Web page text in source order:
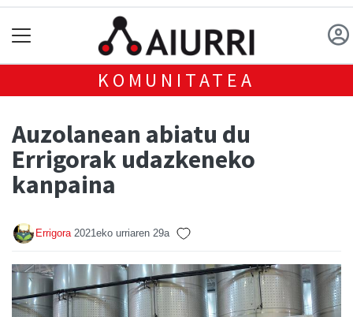
KOMUNITATEA
Auzolanean abiatu du
Errigorak udazkeneko
kanpaina
Errigora 2021eko urriaren 29a